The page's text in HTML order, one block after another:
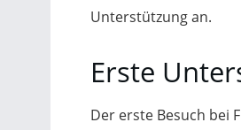
Unterstützung an.
Erste
Der erste Besuch bei